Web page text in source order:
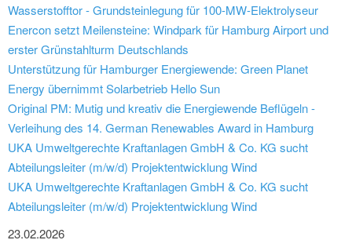
Wasserstofftor - Grundsteinlegung für 100-MW-Elektrolyseur
Enercon setzt Meilensteine: Windpark für Hamburg Airport und
erster Grünstahlturm Deutschlands
Unterstützung für Hamburger Energiewende: Green Planet
Energy übernimmt Solarbetrieb Hello Sun
Original PM: Mutig und kreativ die Energiewende Beflügeln -
Verleihung des 14. German Renewables Award in Hamburg
UKA Umweltgerechte Kraftanlagen GmbH & Co. KG sucht
Abteilungsleiter (m/w/d) Projektentwicklung Wind
UKA Umweltgerechte Kraftanlagen GmbH & Co. KG sucht
Abteilungsleiter (m/w/d) Projektentwicklung Wind
23.02.2026